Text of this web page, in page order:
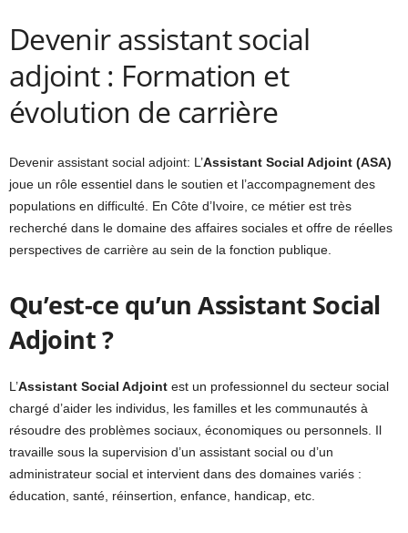
Devenir assistant social
adjoint : Formation et
évolution de carrière
Devenir assistant social adjoint: L’Assistant Social Adjoint (ASA)
joue un rôle essentiel dans le soutien et l’accompagnement des
populations en difficulté. En Côte d’Ivoire, ce métier est très
recherché dans le domaine des affaires sociales et offre de réelles
perspectives de carrière au sein de la fonction publique.
Qu’est-ce qu’un Assistant Social
Adjoint ?
L’Assistant Social Adjoint est un professionnel du secteur social
chargé d’aider les individus, les familles et les communautés à
résoudre des problèmes sociaux, économiques ou personnels. Il
travaille sous la supervision d’un assistant social ou d’un
administrateur social et intervient dans des domaines variés :
éducation, santé, réinsertion, enfance, handicap, etc.